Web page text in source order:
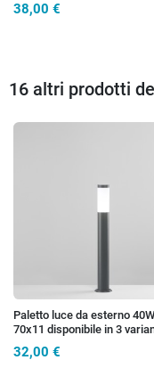
38,00 €
16 altri prodotti
Paletto luce da esterno
70x11 disponibile in 3
32,00 €